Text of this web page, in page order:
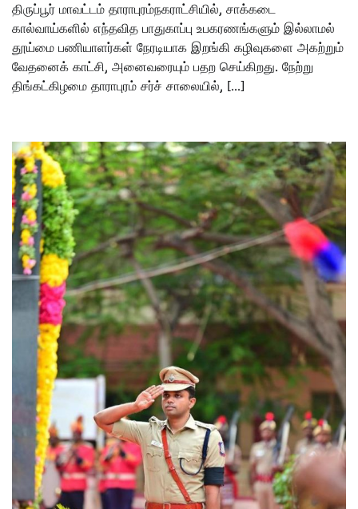
திருப்பூர் மாவட்டம் தாராபுரம்நகராட்சியில், சாக்கடை
கால்வாய்களில் எந்தவித பாதுகாப்பு உபகரணங்களும் இல்லாமல்
தூய்மை பணியாளர்கள் நேரடியாக இறங்கி கழிவுகளை அகற்றும்
வேதனைக் காட்சி, அனைவரையும் பதற செய்கிறது. நேற்று
திங்கட்கிழமை தாராபுரம் சர்ச் சாலையில், […]